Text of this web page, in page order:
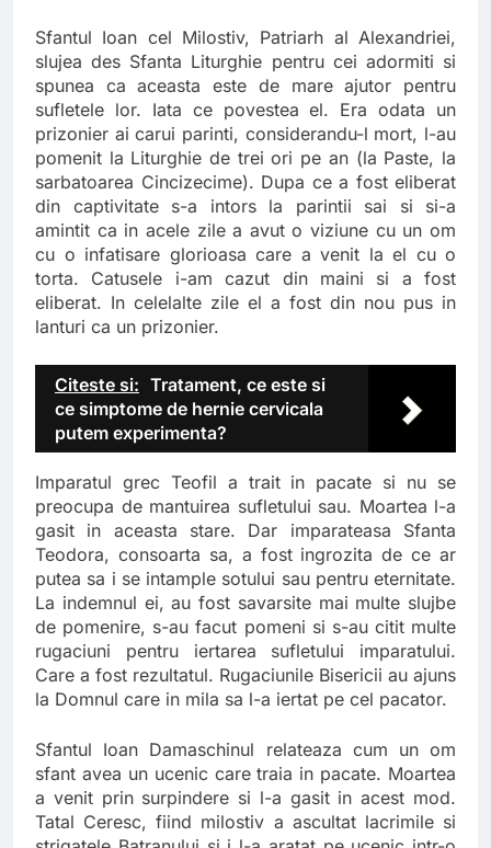
Sfantul Ioan cel Milostiv, Patriarh al Alexandriei,
slujea des Sfanta Liturghie pentru cei adormiti si
spunea ca aceasta este de mare ajutor pentru
sufletele lor. Iata ce povestea el. Era odata un
prizonier ai carui parinti, considerandu-l mort, l-au
pomenit la Liturghie de trei ori pe an (la Paste, la
sarbatoarea Cincizecime). Dupa ce a fost eliberat
din captivitate s-a intors la parintii sai si si-a
amintit ca in acele zile a avut o viziune cu un om
cu o infatisare glorioasa care a venit la el cu o
torta. Catusele i-am cazut din maini si a fost
eliberat. In celelalte zile el a fost din nou pus in
lanturi ca un prizonier.
Citeste si: Tratament, ce este si
ce simptome de hernie cervicala
putem experimenta?
Imparatul grec Teofil a trait in pacate si nu se
preocupa de mantuirea sufletului sau. Moartea l-a
gasit in aceasta stare. Dar imparateasa Sfanta
Teodora, consoarta sa, a fost ingrozita de ce ar
putea sa i se intample sotului sau pentru eternitate.
La indemnul ei, au fost savarsite mai multe slujbe
de pomenire, s-au facut pomeni si s-au citit multe
rugaciuni pentru iertarea sufletului imparatului.
Care a fost rezultatul. Rugaciunile Bisericii au ajuns
la Domnul care in mila sa l-a iertat pe cel pacator.
Sfantul Ioan Damaschinul relateaza cum un om
sfant avea un ucenic care traia in pacate. Moartea
a venit prin surpindere si l-a gasit in acest mod.
Tatal Ceresc, fiind milostiv a ascultat lacrimile si